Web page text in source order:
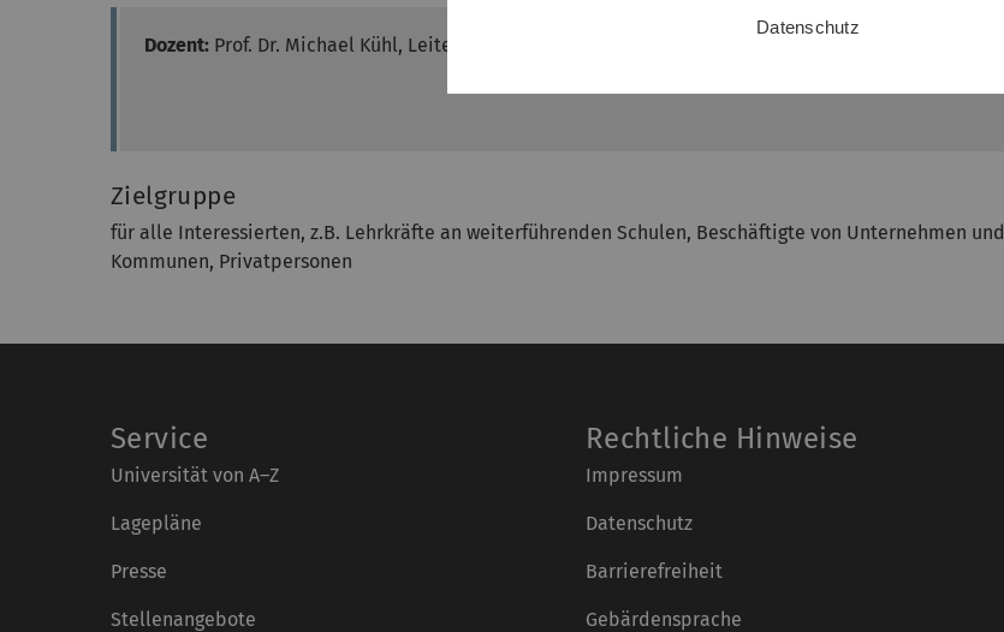
Dozent: Prof. Dr. Michael Kühl, Leiter des Instituts für Biochemie und Molekulare Biologie
Zielgruppe
für alle Interessierten, z.B. Lehrkräfte an weiterführenden Schulen, Beschäftigte von Unternehmen und
Kommunen, Privatpersonen
Service
Universität von A–Z
Lagepläne
Presse
Stellenangebote
Rechtliche Hinweise
Impressum
Datenschutz
Barrierefreiheit
Gebärdensprache
Datenschutz